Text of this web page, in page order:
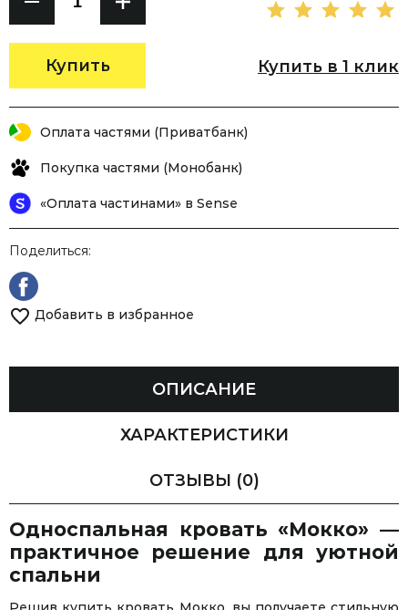
Купить Купить в 1 клик
Оплата частями (Приватбанк)
Покупка частями (Монобанк)
«Оплата частинами» в Sense
Поделиться:
Добавить в избранное
ОПИСАНИЕ
ХАРАКТЕРИСТИКИ
ОТЗЫВЫ (0)
Односпальная кровать «Мокко» —
практичное решение для уютной
спальни